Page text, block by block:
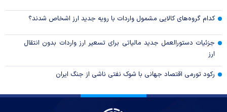
کدام گروه‌های کالایی مشمول واردات با رویه جدید ارز اشخاص شدند؟
جزئیات دستورالعمل جدید مالیاتی برای تسعیر ارز واردات بدون انتقال
ارز
رکود تورمی اقتصاد جهانی با شوک نفتی ناشی از جنگ ایران